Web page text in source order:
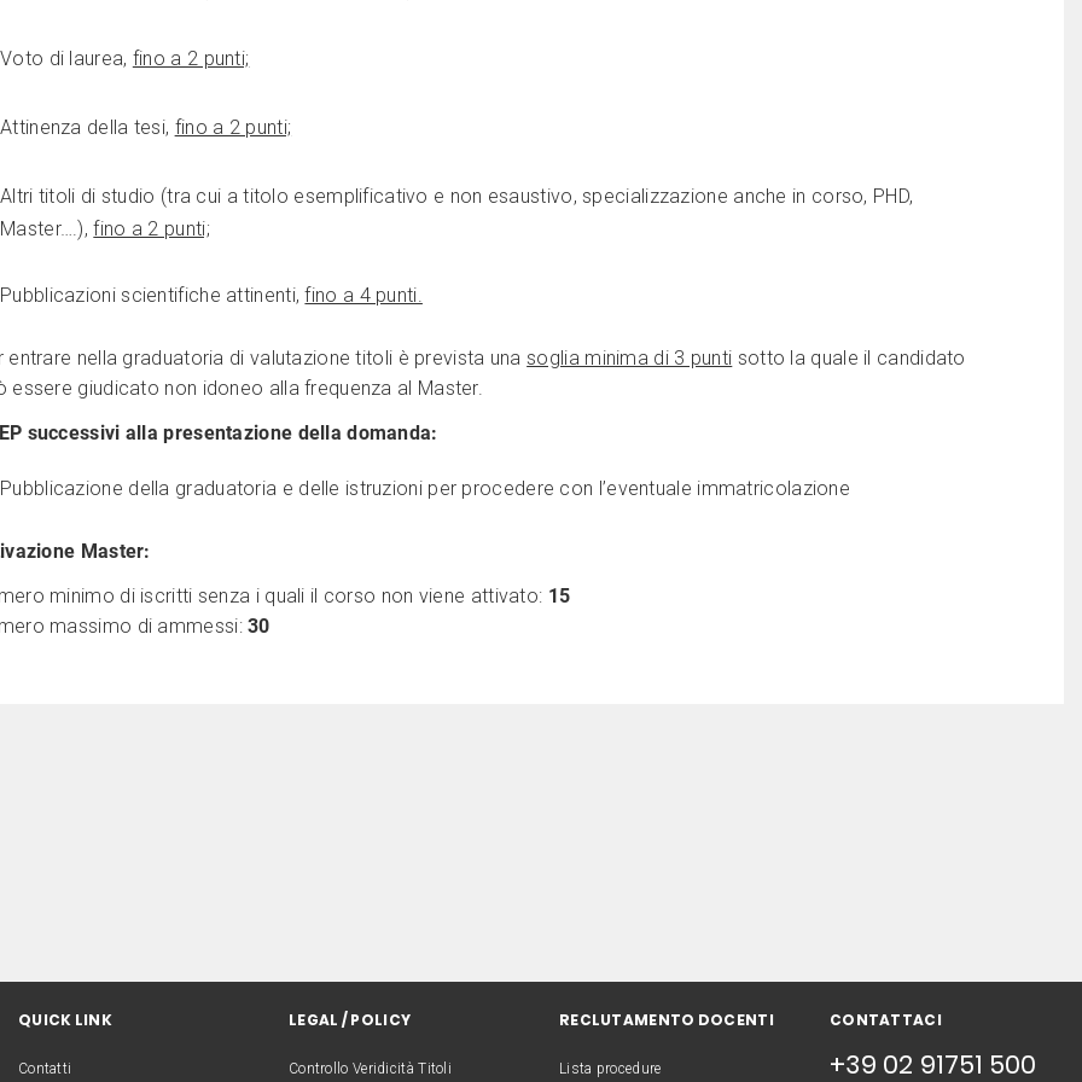
Voto di laurea, fino a 2 punti;
Attinenza della tesi, fino a 2 punti;
Altri titoli di studio (tra cui a titolo esemplificativo e non esaustivo, specializzazione anche in corso, PHD,
Master….),fino a 2 punti;
Pubblicazioni scientifiche attinenti,fino a 4 punti.
entrare nella graduatoria di valutazione titoli è prevista unasoglia minima di 3 punti sotto la quale il candidato
essere giudicato non idoneo alla frequenza al Master.
successivi alla presentazione della domanda:
Pubblicazione della graduatoria e delle istruzioni per procedere con l’eventuale immatricolazione
Master:
minimo di iscritti senza i quali il corso non viene attivato: 15
massimo di ammessi:30
QUICK LINK
Contatti
LEGAL / POLICY
Controllo Veridicità Titoli
RECLUTAMENTO DOCENTI
Lista procedure
CONTATTACI
+39 02 91751 500